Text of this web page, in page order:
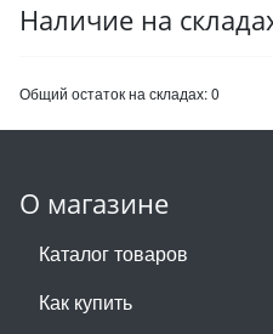
Наличие на
Общий остаток на складах:0
О магазине
Каталог товаров
Как купить